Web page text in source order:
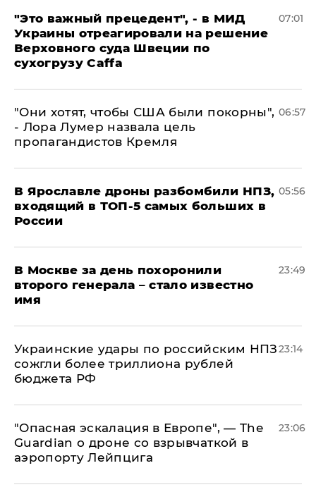
"Это важный прецедент", - в МИД
Украины отреагировали на решение
Верховного суда Швеции по
сухогрузу Caffa
07:01
"Они хотят, чтобы США были покорны",
- Лора Лумер назвала цель
пропагандистов Кремля
06:57
В Ярославле дроны разбомбили НПЗ,
входящий в ТОП-5 самых больших в
России
05:56
В Москве за день похоронили
второго генерала – стало известно
имя
23:49
Украинские удары по российским НПЗ
сожгли более триллиона рублей
бюджета РФ
23:14
"Опасная эскалация в Европе", — The
Guardian о дроне со взрывчаткой в
аэропорту Лейпцига
23:06